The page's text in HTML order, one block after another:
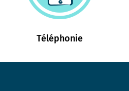
Téléphonie